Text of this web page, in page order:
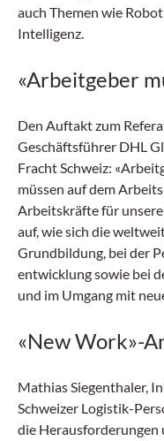
auch Themen wie
Intelligenz.
«Arbeitgeber
Den Auftakt zum
Geschäftsführer DHL
Fracht Schweiz:
müssen auf dem
Arbeitskräfte für unsere
auf, wie sich die
Grundbildung, bei der
entwicklung sowie bei
und im Umgang mit
«New Work»-
Mathias Siegenthaler,
Schweizer Logistik-
die Herausforderungen